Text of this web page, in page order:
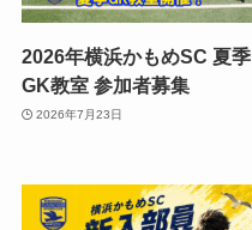
2026年横浜かもめSC 夏季
GK教室 参加者募集
2026年7月23日